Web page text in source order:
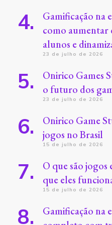
Gamificação na
como aumentar
alunos e
23 de julho de 2026
Onirico Games
o futuro dos
23 de julho de 2026
Onirico Game
jogos no Brasil
15 de julho de 2026
O que são jogos
que eles
15 de julho de 2026
Gamificação na